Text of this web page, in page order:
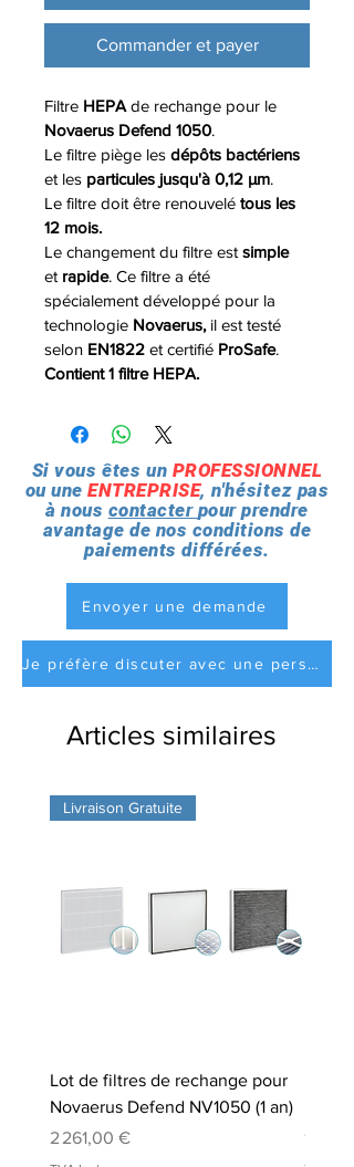
Commander et payer
Filtre HEPA de rechange pour le
Novaerus Defend 1050.
Le filtre piège les dépôts bactériens
et les particules jusqu'à 0,12 µm.
Le filtre doit être renouvelé tous les
12 mois.
Le changement du filtre est simple
et rapide. Ce filtre a été
spécialement développé pour la
technologie Novaerus, il est testé
selon EN1822 et certifié ProSafe.
Contient 1 filtre HEPA.
Si vous êtes un PROFESSIONNEL
ou uneENTREPRISE, n'hésitez pas
à nous contacter pour prendre
avantage de nos conditions de
paiementsdifférées.
Envoyer une demande
Je préfère discuter avec une personne
Articles similaires
Livraison Gratuite
Lot de filtres de rechange pour
Novaerus Defend NV1050 (1 an)
Prix
2 261,00 €
Prix
155,00